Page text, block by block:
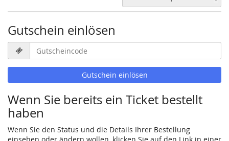
Gutschein einlösen
Gutscheincode
erforderlich
Gutschein einlösen
Wenn Sie bereits ein Ticket bestellt
haben
Wenn Sie den Status und die Details Ihrer Bestellung